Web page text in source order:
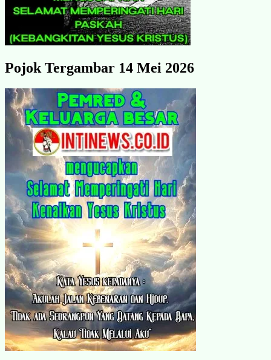
Pojok Tergambar 14 Mei 2026